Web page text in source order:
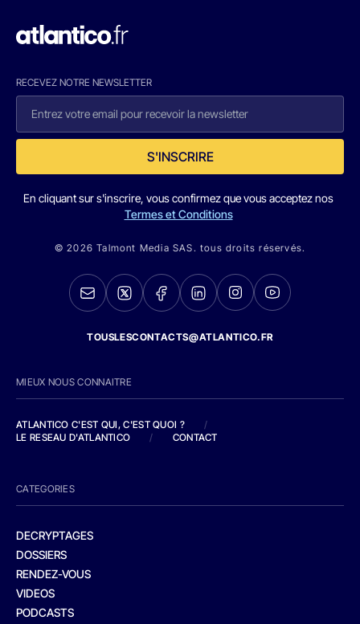
RECEVEZ NOTRE NEWSLETTER
S'INSCRIRE
En cliquant sur s'inscrire, vous confirmez que vous acceptez nos
Termes et Conditions
© 2026 Talmont Media SAS. tous droits réservés.
TOUSLESCONTACTS@ATLANTICO.FR
MIEUX NOUS CONNAITRE
ATLANTICO C'EST QUI, C'EST QUOI ?
/
LE RESEAU D'ATLANTICO
/ CONTACT
CATEGORIES
DECRYPTAGES
DOSSIERS
RENDEZ-VOUS
VIDEOS
PODCASTS